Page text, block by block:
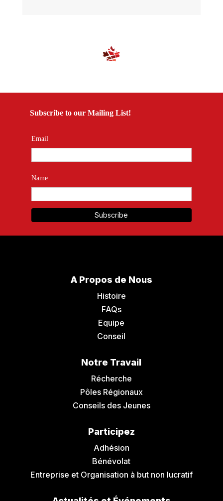
Subscribe to our Mailing List!
Email
Name
A Propos de Nous
Histoire
FAQs
Equipe
Conseil
Notre Travail
Récherche
Pôles Régionaux
Conseils des Jeunes
Participez
Adhésion
Bénévolat
Entreprise et Organisation à but non lucratif